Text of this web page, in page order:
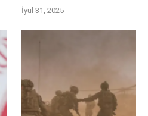
İyul 31, 2025